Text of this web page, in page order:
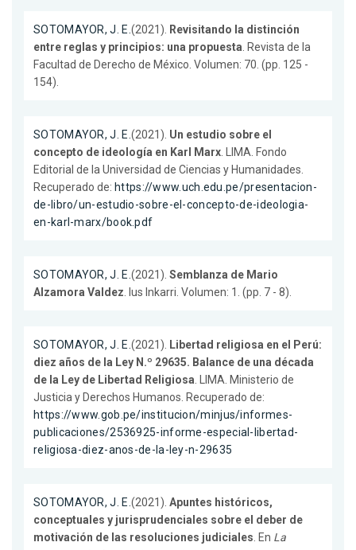
SOTOMAYOR, J. E.(2021). Revisitando la distinción
entre reglas y principios: una propuesta. Revista de la
Facultad de Derecho de México. Volumen: 70. (pp. 125 -
154).
SOTOMAYOR, J. E.(2021). Un estudio sobre el
concepto de ideología en Karl Marx. LIMA. Fondo
Editorial de la Universidad de Ciencias y Humanidades.
Recuperado de: https://www.uch.edu.pe/presentacion-
de-libro/un-estudio-sobre-el-concepto-de-ideologia-
en-karl-marx/book.pdf
SOTOMAYOR, J. E.(2021). Semblanza de Mario
Alzamora Valdez. Ius Inkarri. Volumen: 1. (pp. 7 - 8).
SOTOMAYOR, J. E.(2021). Libertad religiosa en el Perú:
diez años de la Ley N.º 29635. Balance de una década
de la Ley de Libertad Religiosa. LIMA. Ministerio de
Justicia y Derechos Humanos. Recuperado de:
https://www.gob.pe/institucion/minjus/informes-
publicaciones/2536925-informe-especial-libertad-
religiosa-diez-anos-de-la-ley-n-29635
SOTOMAYOR, J. E.(2021). Apuntes históricos,
conceptuales y jurisprudenciales sobre el deber de
motivación de las resoluciones judiciales. En La